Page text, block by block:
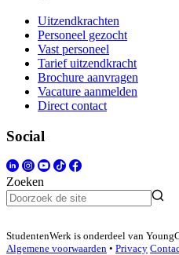
Uitzendkrachten
Personeel gezocht
Vast personeel
Tarief uitzendkracht
Brochure aanvragen
Vacature aanmelden
Direct contact
Social
Zoeken
StudentenWerk is onderdeel van
Algemene voorwaarden • Privacy